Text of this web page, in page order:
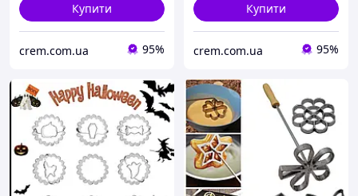
Купити
crem.com.ua 95%
Купити
crem.com.ua 95%